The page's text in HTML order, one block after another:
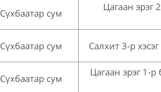
Сүхбаатар сум
Цагаан эрэг
Сүхбаатар сум Салхит 3-р
Сүхбаатар сум
Цагаан эрэг 1-р